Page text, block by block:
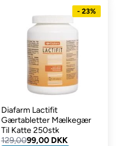
- 23%
Diafarm Lactifit
Gærtabletter Mælkegær
Til Katte 250stk
129,0099,00 DKK